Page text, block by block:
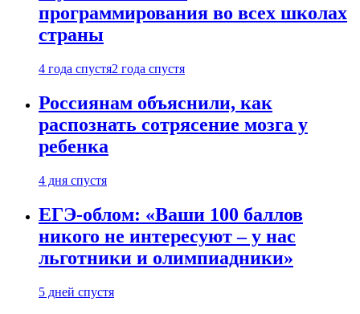
программирования во всех школах
страны
4 года спустя2 года спустя
Россиянам объяснили, как
распознать сотрясение мозга у
ребенка
4 дня спустя
ЕГЭ-облом: «Ваши 100 баллов
никого не интересуют – у нас
льготники и олимпиадники»
5 дней спустя